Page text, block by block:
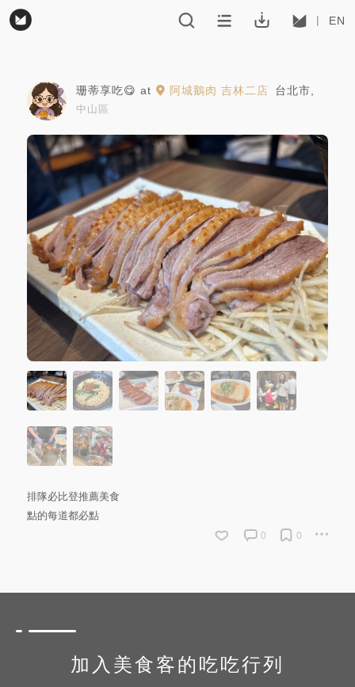
EN
珊蒂享吃😋 at 阿城鵝肉 吉林二店 台北市
中山區
排隊必比登推薦美食
點的每道都必點
0 0
加入美食客的吃吃行列